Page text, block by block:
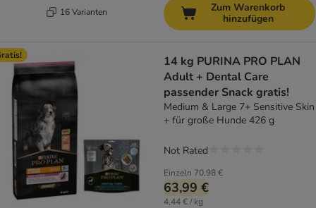
16 Varianten
Zum Warenkorb
hinzufügen
14 kg PURINA PRO PLAN
Adult + Dental Care
passender Snack gratis!
Medium & Large 7+ Sensitive Skin
+ für große Hunde 426 g
Einzeln 70,98 €
63,99 €
4,44 € / kg
Not Rated